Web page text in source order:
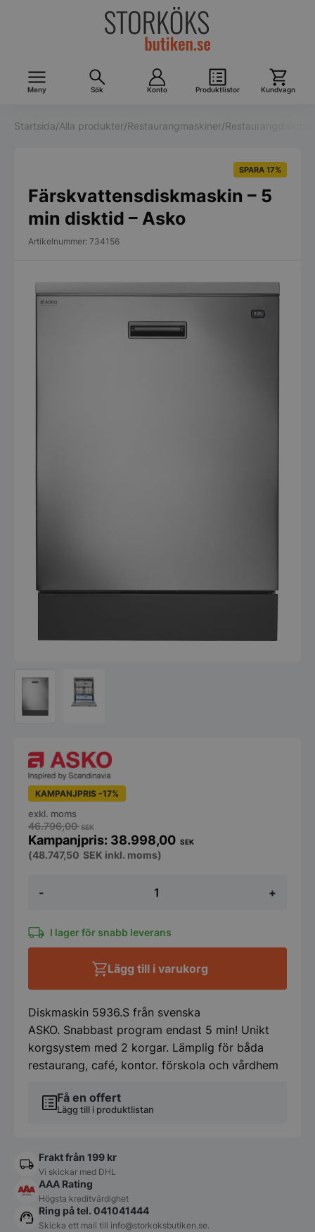
Meny Sök Konto Produktlistor Kundvagn
Startsida/Alla produkter/Restaurangmaskiner/
SPARA 17%
Färskvattensdiskmaskin – 5
min disktid – Asko
Artikelnummer: 734156
-
disktid
-
+
KAMPANJPRIS -17%
46.796,00SEK
38.998,00 SEK
exkl. moms
(48.747,50 SEK inkl. moms)
I lager för snabb leverans
Få en offert
Lägg till i produktlistan
Lägg till i varukorg
Diskmaskin 5936.S från svenska
ASKO. Snabbast program endast 5 min! Unikt
korgsystem med 2 korgar. Lämplig för båda
restaurang, café, kontor. förskola och vårdhem
Frakt från 199 kr
Vi skickar med DHL
AAA Rating
Högsta kreditvärdighet
Ring på tel. 041041444
Skicka ett mail till info@storkoksbutiken.se.